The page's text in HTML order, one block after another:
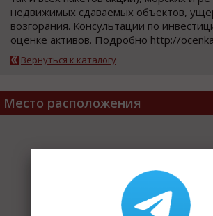
недвижимых сдаваемых объектов,
возгорания. Консультации по
оценке активов. Подробно http://
Вернуться к каталогу
Место расположения